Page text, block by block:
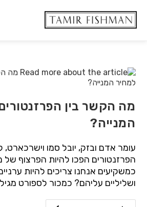
מה הקשר בין
המנייה?
הפרזנטורים הפכו להיות הפרצוף של
כמשקיעים אנחנו צריכים להיות
ושליליים עליהם? כמכור לספורט מגיל 0…